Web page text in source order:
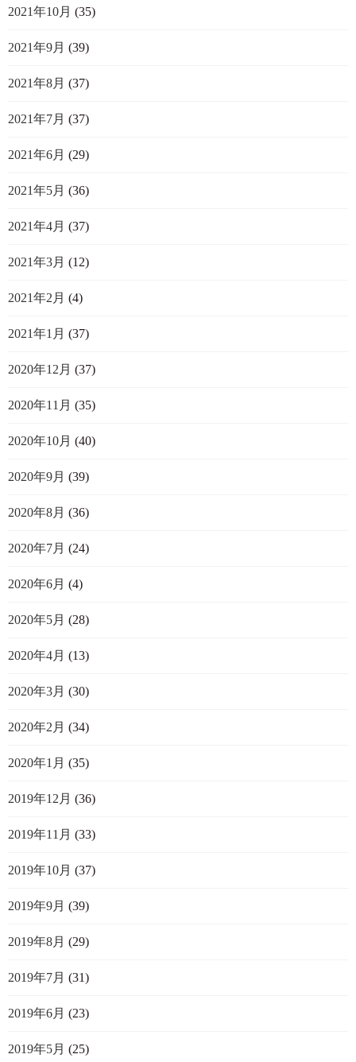
2021年10月 (35)
2021年9月 (39)
2021年8月 (37)
2021年7月 (37)
2021年6月 (29)
2021年5月 (36)
2021年4月 (37)
2021年3月 (12)
2021年2月 (4)
2021年1月 (37)
2020年12月 (37)
2020年11月 (35)
2020年10月 (40)
2020年9月 (39)
2020年8月 (36)
2020年7月 (24)
2020年6月 (4)
2020年5月 (28)
2020年4月 (13)
2020年3月 (30)
2020年2月 (34)
2020年1月 (35)
2019年12月 (36)
2019年11月 (33)
2019年10月 (37)
2019年9月 (39)
2019年8月 (29)
2019年7月 (31)
2019年6月 (23)
2019年5月 (25)